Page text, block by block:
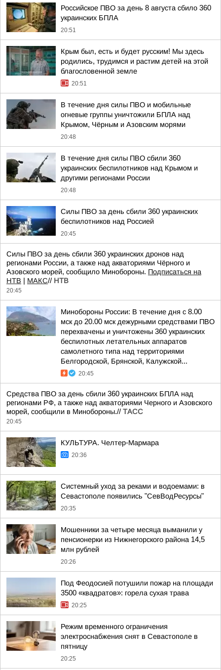
Российское ПВО за день 8 августа сбило 360
украинских БПЛА
20:51
Крым был, есть и будет русским! Мы здесь
родились, трудимся и растим детей на этой
благословенной земле
20:51
В течение дня силы ПВО и мобильные
огневые группы уничтожили БПЛА над
Крымом, Чёрным и Азовским морями
20:48
В течение дня силы ПВО сбили 360
украинских беспилотников над Крымом и
другими регионами России
20:48
Силы ПВО за день сбили 360 украинских
беспилотников над Россией
20:45
Силы ПВО за день сбили 360 украинских дронов над
регионами России, а также над акваториями Чёрного и
Азовского морей, сообщило Минобороны. Подписаться на
НТВ
МАКС// НТВ
20:45
Минобороны России: В течение дня с 8.00
мск до 20.00 мск дежурными средствами ПВО
перехвачены и уничтожены 360 украинских
беспилотных летательных аппаратов
самолетного типа над территориями
Белгородской, Брянской, Калужской...
20:45
Средства ПВО за день сбили 360 украинских БПЛА над
регионами РФ, а также над акваториями Черного и Азовского
морей, сообщили в Минобороны.// ТАСС
20:45
КУЛЬТУРА. Челтер-Мармара
20:36
Системный уход за реками и водоемами: в
Севастополе появились "СевВодРесурсы"
20:35
Мошенники за четыре месяца выманили у
пенсионерки из Нижнегорского района 14,5
млн рублей
20:26
Под Феодосией потушили пожар на площади
3500 «квадратов»: горела сухая трава
20:25
Режим временного ограничения
электроснабжения снят в Севастополе в
пятницу
20:25